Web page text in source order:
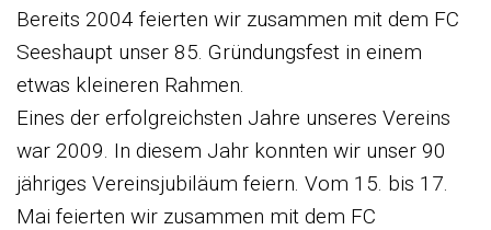
Bereits 2004 feierten wir zusammen mit dem FC
Seeshaupt unser 85. Gründungsfest in einem
etwas kleineren Rahmen.
Eines der erfolgreichsten Jahre unseres Vereins
war 2009. In diesem Jahr konnten wir unser 90
jähriges Vereinsjubiläum feiern. Vom 15. bis 17.
Mai feierten wir zusammen mit dem FC